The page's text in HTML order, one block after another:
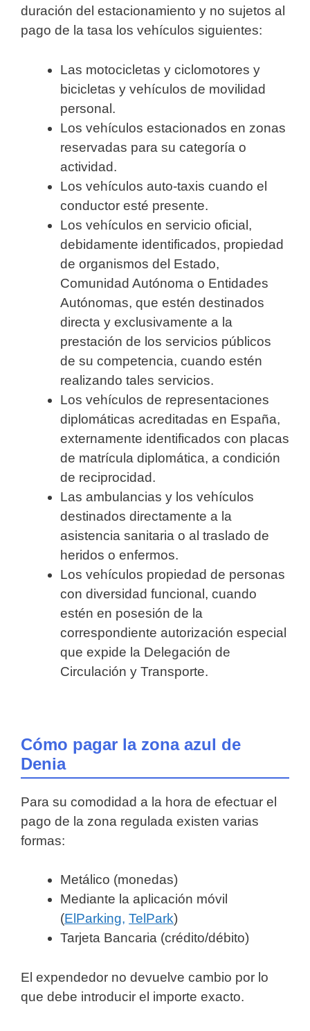
duración del estacionamiento y no sujetos al
pago de la tasa los vehículos siguientes:
Las motocicletas y ciclomotores y
bicicletas y vehículos de movilidad
personal.
Los vehículos estacionados en zonas
reservadas para su categoría o
actividad.
Los vehículos auto-taxis cuando el
conductor esté presente.
Los vehículos en servicio oficial,
debidamente identificados, propiedad
de organismos del Estado,
Comunidad Autónoma o Entidades
Autónomas, que estén destinados
directa y exclusivamente a la
prestación de los servicios públicos
de su competencia, cuando estén
realizando tales servicios.
Los vehículos de representaciones
diplomáticas acreditadas en España,
externamente identificados con placas
de matrícula diplomática, a condición
de reciprocidad.
Las ambulancias y los vehículos
destinados directamente a la
asistencia sanitaria o al traslado de
heridos o enfermos.
Los vehículos propiedad de personas
con diversidad funcional, cuando
estén en posesión de la
correspondiente autorización especial
que expide la Delegación de
Circulación y Transporte.
Cómo pagar la zona azul de
Denia
Para su comodidad a la hora de efectuar el
pago de la zona regulada existen varias
formas:
Metálico (monedas)
Mediante la aplicación móvil
(ElParking, TelPark)
Tarjeta Bancaria (crédito/débito)
El expendedor no devuelve cambio por lo
que debe introducir el importe exacto.